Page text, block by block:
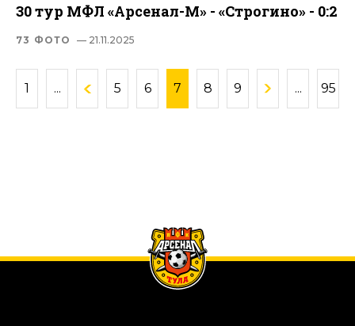
30 тур МФЛ «Арсенал-М» - «Строгино» - 0:2
73 ФОТО — 21.11.2025
1 ... 5 6 7 8 9 ... 95